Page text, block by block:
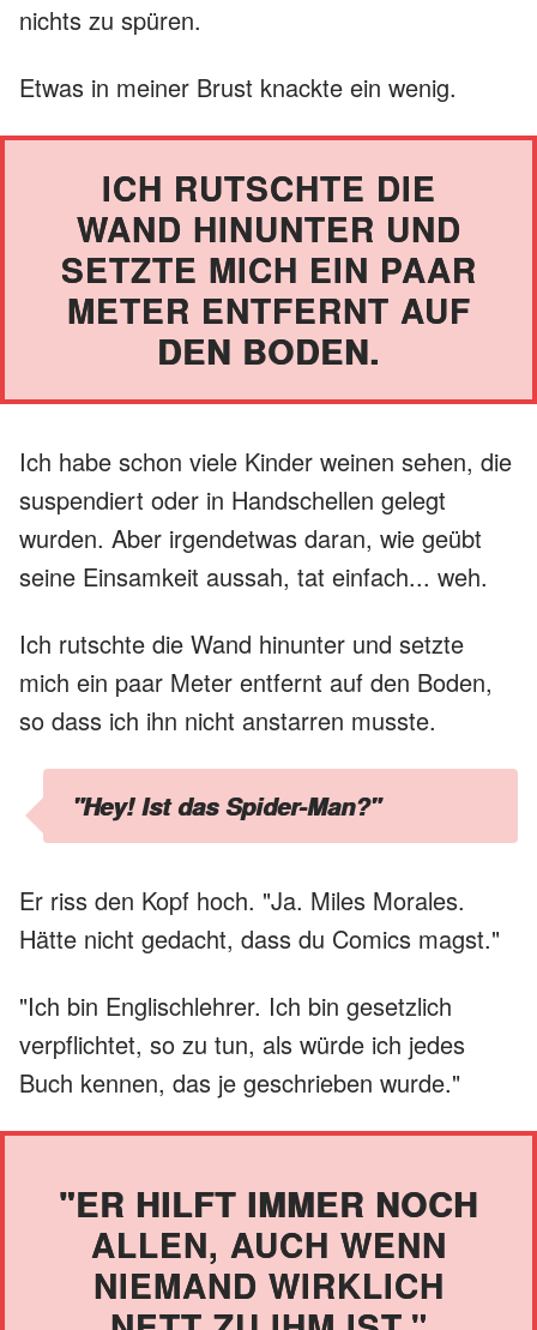
nichts zu spüren.
Etwas in meiner Brust knackte ein wenig.
ICH RUTSCHTE DIE
WAND HINUNTER UND
SETZTE MICH EIN PAAR
METER ENTFERNT AUF
DEN BODEN.
Ich habe schon viele Kinder weinen sehen, die
suspendiert oder in Handschellen gelegt
wurden. Aber irgendetwas daran, wie geübt
seine Einsamkeit aussah, tat einfach... weh.
Ich rutschte die Wand hinunter und setzte
mich ein paar Meter entfernt auf den Boden,
so dass ich ihn nicht anstarren musste.
"Hey! Ist das Spider-Man?"
Er riss den Kopf hoch. "Ja. Miles Morales.
Hätte nicht gedacht, dass du Comics magst."
"Ich bin Englischlehrer. Ich bin gesetzlich
verpflichtet, so zu tun, als würde ich jedes
Buch kennen, das je geschrieben wurde."
"ER HILFT IMMER NOCH
ALLEN, AUCH WENN
NIEMAND WIRKLICH